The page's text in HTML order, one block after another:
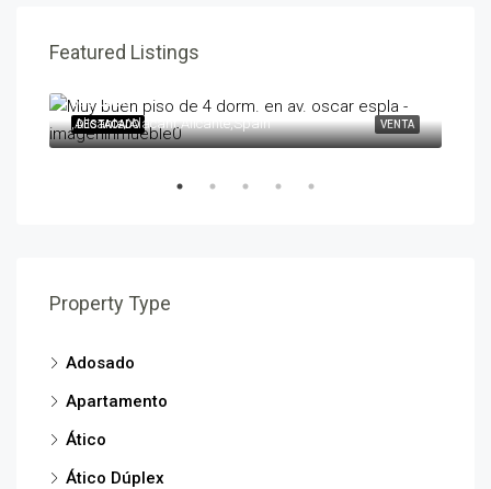
Featured Listings
VENTA
DESTACADO
595,000€
,Alicante/Alacant,Alicante,Spain
Property Type
Adosado
Apartamento
Ático
Ático Dúplex